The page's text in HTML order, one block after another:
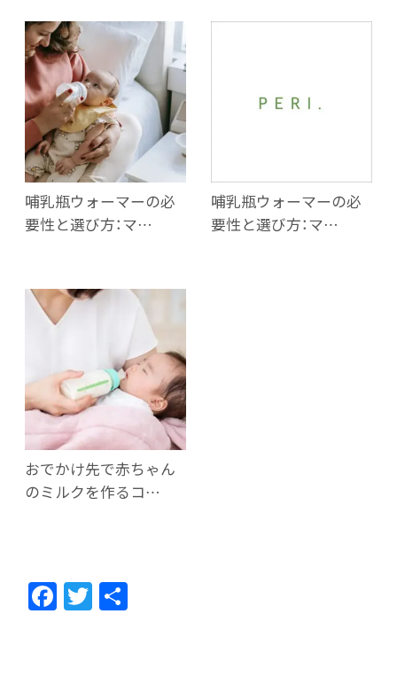
哺乳瓶ウォーマーの必
要性と選び方：マ…
哺乳瓶ウォーマーの必
要性と選び方：マ…
おでかけ先で赤ちゃん
のミルクを作るコ…
F
ac
T
w